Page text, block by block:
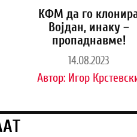
КФМ да го
Војдан, инаку –
пропаднавме!
14.08.2023
Автор: Игор